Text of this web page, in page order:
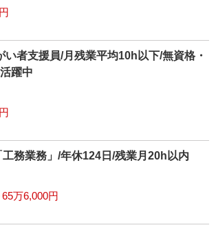
い者支援員/月残業平均10h以下/無資格・
躍中
務業務」/年休124日/残業月20h以内
万6,000円